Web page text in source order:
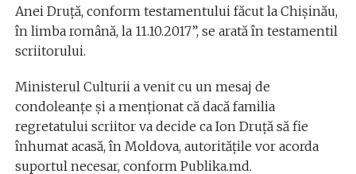
Anei Druță, conform testamentului făcut la Chișinău,
în limba română, la 11.10.2017”, se arată în testamentil
scriitorului.
Ministerul Culturii a venit cu un mesaj de
condoleanţe şi a menţionat că dacă familia
regretatului scriitor va decide ca Ion Druță să fie
înhumat acasă, în Moldova, autoritățile vor acorda
suportul necesar, conform Publika.md.